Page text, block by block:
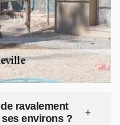
ravalement
environs ?